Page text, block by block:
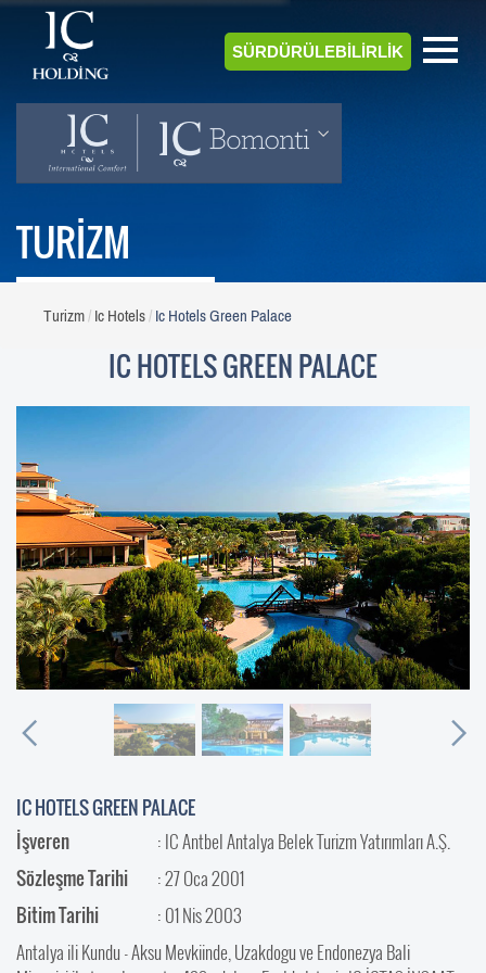
SÜRDÜRÜLEBİLİRLİK
TURİZM
Turizm Ic Hotels Ic Hotels Green Palace
IC HOTELS GREEN PALACE
IC HOTELS GREEN PALACE
İşveren
: IC Antbel Antalya Belek Turizm Yatırımları A.Ş.
Sözleşme Tarihi
: 27 Oca 2001
Bitim Tarihi
: 01 Nis 2003
Antalya ili Kundu - Aksu Mevkiinde, Uzakdogu ve Endonezya Bali